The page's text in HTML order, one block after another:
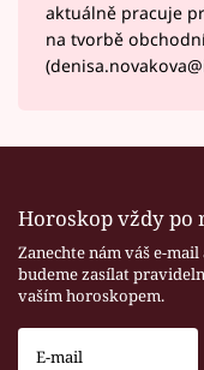
aktuálně pracuje
na tvorbě
Horoskop vždy po
Zanechte nám váš e-mail
budeme zasílat
vaším horoskopem.